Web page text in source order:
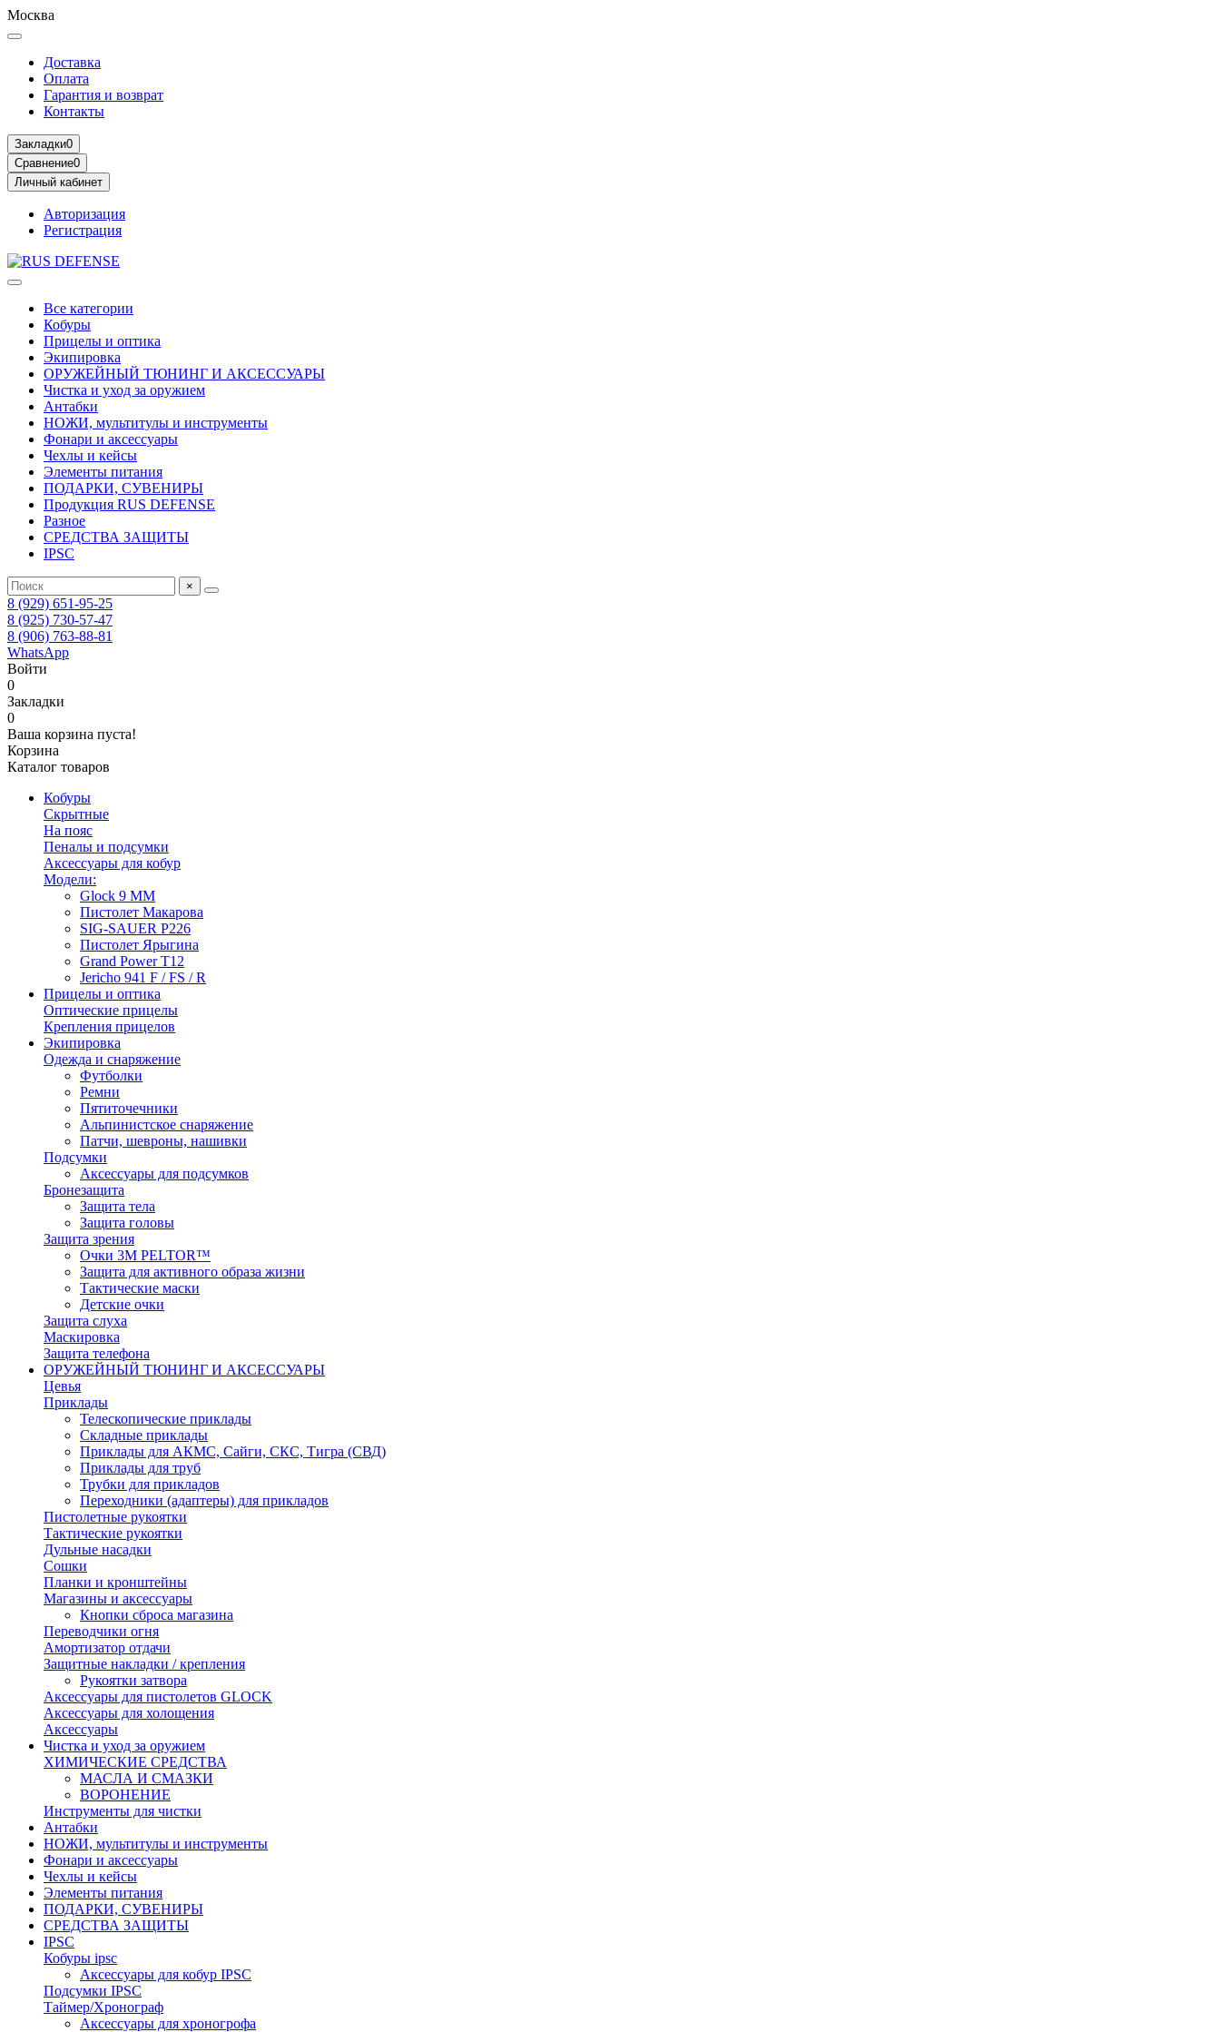
Москва
Доставка
Оплата
Гарантия и возврат
Контакты
Закладки0
Сравнение0
Личный кабинет
Авторизация
Регистрация
Все категории
Кобуры
Прицелы и оптика
Экипировка
ОРУЖЕЙНЫЙ ТЮНИНГ И АКСЕССУАРЫ
Чистка и уход за оружием
Антабки
НОЖИ, мультитулы и инструменты
Фонари и аксессуары
Чехлы и кейсы
Элементы питания
ПОДАРКИ, СУВЕНИРЫ
Продукция RUS DEFENSE
Разное
СРЕДСТВА ЗАЩИТЫ
IPSC
×
8 (929) 651-95-25
8 (925) 730-57-47
8 (906) 763-88-81
WhatsApp
Войти
0
Закладки
0
Ваша корзина пуста!
Корзина
Каталог товаров
Кобуры
Скрытные
На пояс
Пеналы и подсумки
Аксессуары для кобур
Модели:
Glock 9 ММ
Пистолет Макарова
SIG-SAUER P226
Пистолет Ярыгина
Grand Power T12
Jericho 941 F / FS / R
Прицелы и оптика
Оптические прицелы
Крепления прицелов
Экипировка
Одежда и снаряжение
Футболки
Ремни
Пятиточечники
Альпинистское снаряжение
Патчи, шевроны, нашивки
Подсумки
Аксессуары для подсумков
Бронезащита
Защита тела
Защита головы
Защита зрения
Очки 3М PELTOR™
Защита для активного образа жизни
Тактические маски
Детские очки
Защита слуха
Маскировка
Защита телефона
ОРУЖЕЙНЫЙ ТЮНИНГ И АКСЕССУАРЫ
Цевья
Приклады
Телескопические приклады
Складные приклады
Приклады для АКМС, Сайги, СКС, Тигра (СВД)
Приклады для труб
Трубки для прикладов
Переходники (адаптеры) для прикладов
Пистолетные рукоятки
Тактические рукоятки
Дульные насадки
Сошки
Планки и кронштейны
Магазины и аксессуары
Кнопки сброса магазина
Переводчики огня
Амортизатор отдачи
Защитные накладки / крепления
Рукоятки затвора
Аксессуары для пистолетов GLOCK
Аксессуары для холощения
Аксессуары
Чистка и уход за оружием
ХИМИЧЕСКИЕ СРЕДСТВА
МАСЛА И СМАЗКИ
ВОРОНЕНИЕ
Инструменты для чистки
Антабки
НОЖИ, мультитулы и инструменты
Фонари и аксессуары
Чехлы и кейсы
Элементы питания
ПОДАРКИ, СУВЕНИРЫ
СРЕДСТВА ЗАЩИТЫ
IPSC
Кобуры ipsc
Аксессуары для кобур IPSC
Подсумки IPSC
Таймер/Хронограф
Аксессуары для хроногрофа